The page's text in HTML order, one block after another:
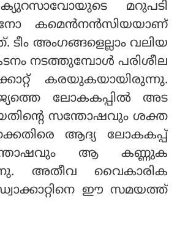
ക്യുറസാവോയുടെ മറുപടി
കമെൻനൻസിയയാണ്
അംഗങ്ങളെല്ലാം വലിയ
നടത്തുമ്പോൾ പരിശീല
കരയുകയായിരുന്നു.
ലോകകപ്പിൽ അട
സന്തോഷവും ശക്ത
ആദ്യ ലോകകപ്പ്
ആ കണ്ണുക
അതീവ വൈകാരിക
ഈ സമയത്ത്